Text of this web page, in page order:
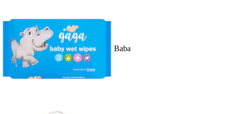
Baba